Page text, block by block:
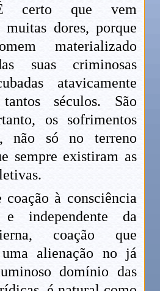
certo que vem
muitas dores, porque
materializado
suas criminosas
atavicamente
séculos. São
os sofrimentos
não só no terreno
sempre existiram as
coação à consciência
e independente da
coação que
uma alienação no já
domínio das